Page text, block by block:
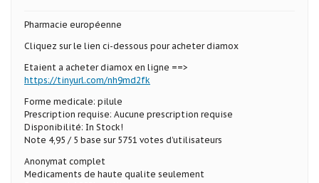
Pharmacie européenne
Cliquez sur le lien ci-dessous pour acheter diamox
Etaient a acheter diamox en ligne ==>
https://tinyurl.com/nh9md2fk
Forme medicale: pilule
Prescription requise: Aucune prescription requise
Disponibilité: In Stock!
Note 4,95 / 5 base sur 5751 votes d’utilisateurs
Anonymat complet
Medicaments de haute qualite seulement